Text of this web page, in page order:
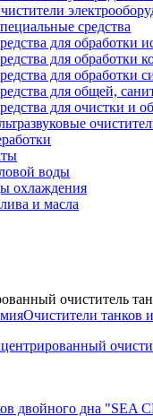
средства
для обработки
для обработки
для обработки
для общей,
для очистки и
воды
охлаждения
и масла
очиститель
Очистители танков